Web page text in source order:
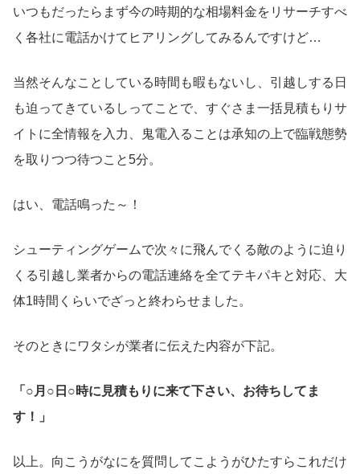
いつもだったらまず今の時期的な相場料金をリサーチすべ
く各社に電話かけてヒアリングしてみるんですけど…
当然そんなことしている時間も暇もないし、引越しする日
も迫ってきているしってことで、すぐさま一括見積もりサ
イトに全情報を入力、鬼電入ることは承知の上で臨戦態勢
を取りつつ待つこと5分。
はい、電話鳴った～！
シューティングゲームで次々に飛んでくる敵のように迫り
くる引越し業者からの電話連絡を全てテキパキと対応、大
体1時間くらいでざっと終わらせました。
そのときにワタシが業者に伝えた内容が下記。
「○月○日○時に見積もりに来て下さい、お待ちしてま
す！」
以上。向こうがなにを質問してこようがひたすらこれだけ